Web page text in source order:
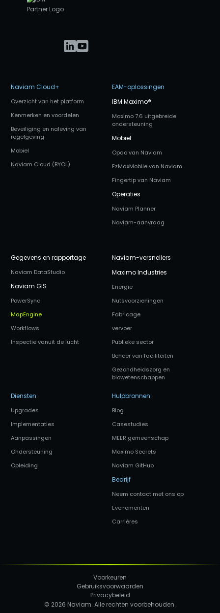
Naviam Cloud+
Overzicht van het platform
Kenmerken en voordelen
Beveiliging en naleving van
regelgeving
Mobiel
Naviam Cloud (BYOL)
EAM-oplossingen
IBM Maximo®
Maximo 7.6 uitgebreide
ondersteuning
Mobiel
Opqo van Naviam
EzMaxMobile van Naviam
Fingertip van Naviam
Operaties
Naviam Planner
Naviam-aanvraag
Gegevens en rapportage
Naviam DataStudio
Naviam GIS
PowerSync
MapEngine
Workflows
Inspectie vanuit de lucht
Naviam-versnellers
Maximo Industries
Energie
Nutsvoorzieningen
Fabricage
vervoer
Publieke sector
Beheer van faciliteiten
Gezondheidszorg en
biowetenschappen
Diensten
Upgrades
Implementaties
Aanpassingen
Ondersteuning
Opleiding
Hulpbronnen
Blog
Casestudies
MEER gemeenschap
Maximo Secrets
Naviam GitHub
Bedrijf
Neem contact met ons op
Evenementen
Carrières
© 2026 Naviam. Alle rechten voorbehouden.
Privacybeleid
Gebruiksvoorwaarden
Voorkeuren